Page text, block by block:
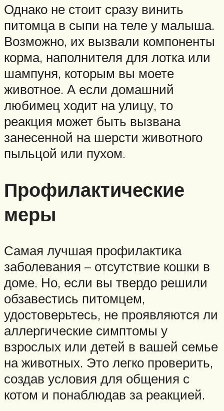
Однако не стоит сразу винить
питомца в сыпи на теле у малыша.
Возможно, их вызвали компоненты
корма, наполнителя для лотка или
шампуня, которым вы моете
животное. А если домашний
любимец ходит на улицу, то
реакция может быть вызвана
занесенной на шерсти животного
пыльцой или пухом.
Профилактические
меры
Самая лучшая профилактика
заболевания – отсутствие кошки в
доме. Но, если вы твердо решили
обзавестись питомцем,
удостоверьтесь, не проявляются ли
аллергические симптомы у
взрослых или детей в вашей семье
на животных. Это легко проверить,
создав условия для общения с
котом и понаблюдав за реакцией.